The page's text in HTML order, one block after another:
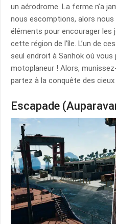
un aérodrome. La ferme n’a
nous escomptions, alors nous
éléments pour encourager les
cette région de l’île. L’un de
seul endroit à Sanhok où vous
motoplaneur ! Alors,
partez à la conquête des cieux
Escapade